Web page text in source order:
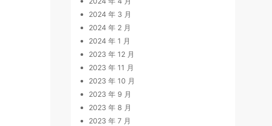
2024 年 3 月
2024 年 2 月
2024 年 1 月
2023 年 12 月
2023 年 11 月
2023 年 10 月
2023 年 9 月
2023 年 8 月
2023 年 7 月